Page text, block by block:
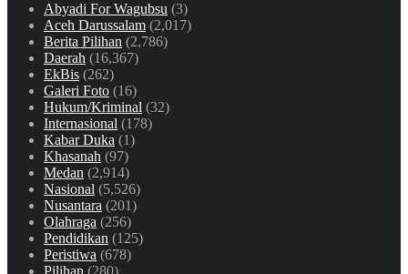
Abyadi For Wagubsu (3)
Aceh Darussalam (2,017)
Berita Pilihan (2,786)
Daerah (16,367)
EkBis (262)
Galeri Foto (16)
Hukum/Kriminal (32)
Internasional (178)
Kabar Duka (1)
Khasanah (97)
Medan (2,914)
Nasional (5,526)
Nusantara (201)
Olahraga (256)
Pendidikan (125)
Peristiwa (678)